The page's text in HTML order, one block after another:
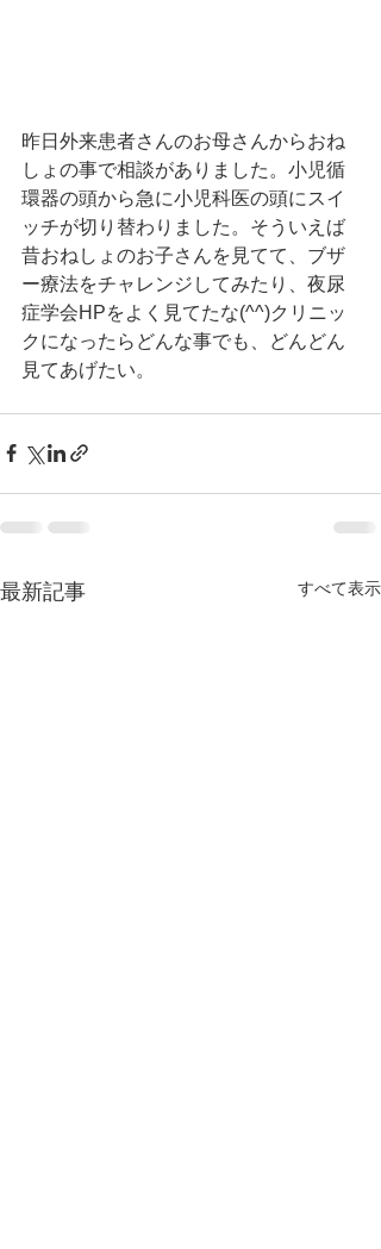
昨日外来患者さんのお母さんからおね
しょの事で相談がありました。小児循
環器の頭から急に小児科医の頭にスイ
ッチが切り替わりました。そういえば
昔おねしょのお子さんを見てて、ブザ
ー療法をチャレンジしてみたり、夜尿
症学会HPをよく見てたな(^^)クリニッ
クになったらどんな事でも、どんどん
見てあげたい。
最新記事 すべて表示